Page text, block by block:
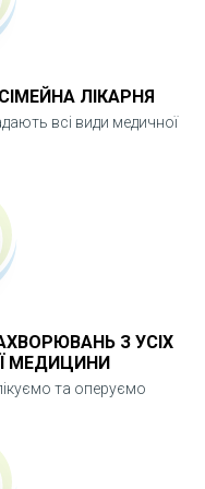
ризик
зниження
життя без
методи
перебіг
ЛІКАРНЯ
всі види медичної
З УСІХ
МЕДИЦИНИ
та оперуємо